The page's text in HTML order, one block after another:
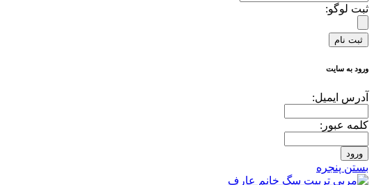
ثبت لوگو:
ورود به سایت
آدرس ايميل:
کلمه عبور:
بستن پنجره